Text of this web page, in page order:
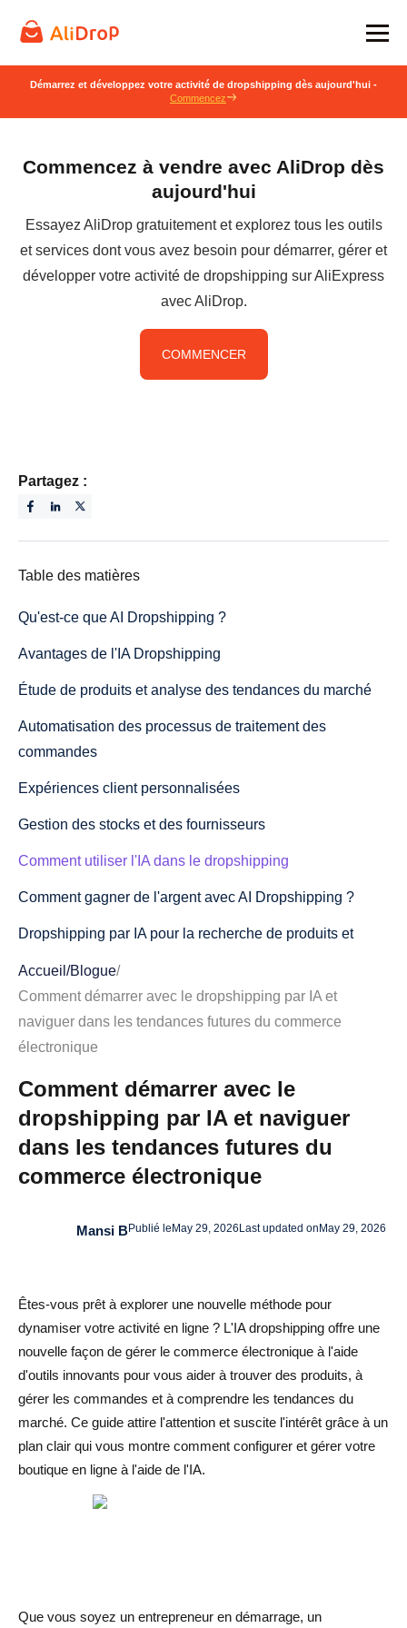
Démarrez et développez votre activité de dropshipping dès aujourd'hui -
Commencez
Commencez à vendre avec AliDrop dès
aujourd'hui
Essayez AliDrop gratuitement et explorez tous les outils
et services dont vous avez besoin pour démarrer, gérer et
développer votre activité de dropshipping sur AliExpress
avec AliDrop.
COMMENCER
Partagez :
Table des matières
Qu'est-ce que AI Dropshipping ?
Avantages de l'IA Dropshipping
Étude de produits et analyse des tendances du marché
Automatisation des processus de traitement des
commandes
Expériences client personnalisées
Gestion des stocks et des fournisseurs
Comment utiliser l'IA dans le dropshipping
Comment gagner de l'argent avec AI Dropshipping ?
Dropshipping par IA pour la recherche de produits et
Comment l'IA peut vous aider à créer des publicités
ciblées
L'IA pour le service client
Automatiser le support de premier niveau (chatbots et
assistants virtuels)
Routage intelligent et hiérarchisation des dossiers
Base de connaissances alimentée par l'IA et solutions
Assistants vocaux et reconnaissance vocale
Recommandations personnalisées en matière de
produits et de services
que vous devriez essayer (couvrez plus de 10 stratégies)
1. Recherche de produits basée sur les données
2. Surveillez les tendances des stocks et ajustez les
4. Optimisez votre publicité numérique
Accueil /Blogue/
Comment démarrer avec le dropshipping par IA et
naviguer dans les tendances futures du commerce
électronique
Comment démarrer avec le
dropshipping par IA et naviguer
dans les tendances futures du
commerce électronique
Mansi BPublié le May 29, 2026 Last updated on May 29, 2026
Êtes-vous prêt à explorer une nouvelle méthode pour
dynamiser votre activité en ligne ? L'IA dropshipping offre une
nouvelle façon de gérer le commerce électronique à l'aide
d'outils innovants pour vous aider à trouver des produits, à
gérer les commandes et à comprendre les tendances du
marché. Ce guide attire l'attention et suscite l'intérêt grâce à un
plan clair qui vous montre comment configurer et gérer votre
boutique en ligne à l'aide de l'IA.
Que vous soyez un entrepreneur en démarrage, un